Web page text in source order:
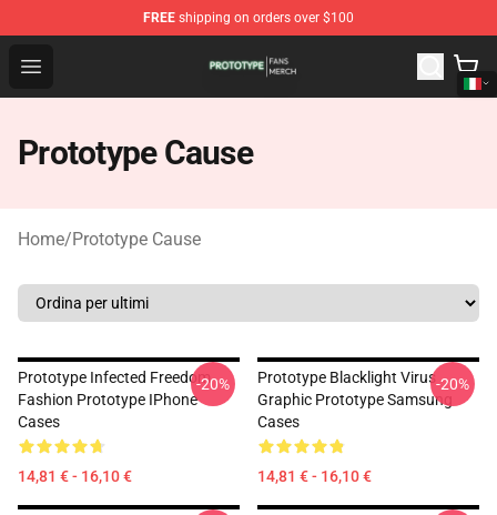
FREE shipping on orders over $100
Open menu
Prototype Shop - Official Prototype Merchandise Store
Prototype Cause
Home/Prototype Cause
Prototype Infected Freedom
Fashion Prototype IPhone
Cases
14,81 € - 16,10 €
-20%
Prototype Blacklight Virus
Graphic Prototype Samsung
Cases
14,81 € - 16,10 €
-20%